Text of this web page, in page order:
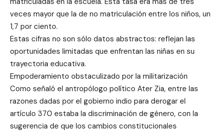
veces mayor que la de no matriculación entre los niños, un
1,7 por ciento.
Estas cifras no son sólo datos abstractos: reflejan las
oportunidades limitadas que enfrentan las niñas en su
trayectoria educativa.
Empoderamiento obstaculizado por la militarización
Como señaló el antropólogo político Ater Zia, entre las
razones dadas por el gobierno indio para derogar el
artículo 370 estaba la discriminación de género, con la
sugerencia de que los cambios constitucionales